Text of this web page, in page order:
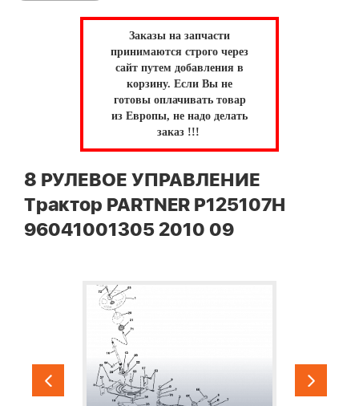
Заказы на запчасти
принимаются строго через
сайт путем добавления в
корзину. Если Вы не
готовы оплачивать товар
из Европы, не надо делать
заказ !!!
8 РУЛЕВОЕ УПРАВЛЕНИЕ
Трактор PARTNER P125107H
96041001305 2010 09